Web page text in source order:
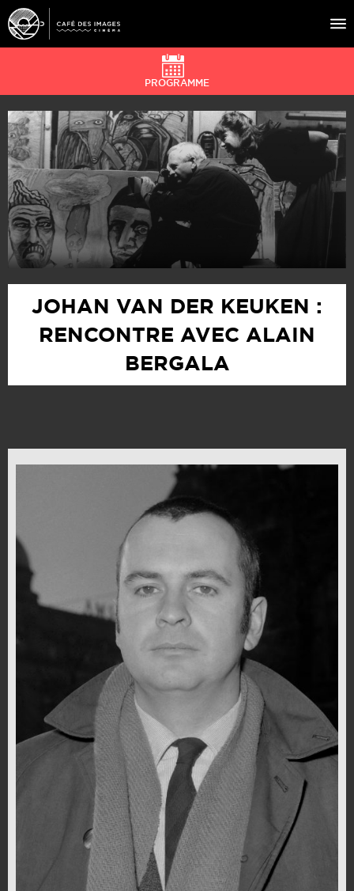
À L’AFFICHE
ÉVÉNEMENTS
CAFÉ DU CINÉ
PRATIQUE
ÉDUCATION AUX IMAGES
PROGRAMME
JOHAN VAN DER KEUKEN :
RENCONTRE AVEC ALAIN
BERGALA